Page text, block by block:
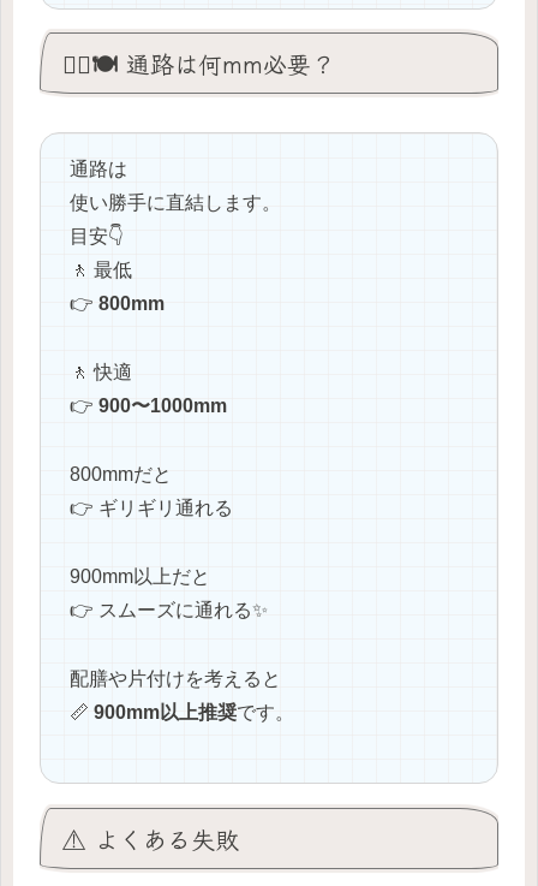
🚶‍♀️🍽️ 通路は何mm必要？
通路は
使い勝手に直結します。
目安👇
🚶 最低
👉 800mm
🚶 快適
👉 900〜1000mm
800mmだと
👉 ギリギリ通れる
900mm以上だと
👉 スムーズに通れる✨
配膳や片付けを考えると
📏 900mm以上推奨です。
⚠️ よくある失敗